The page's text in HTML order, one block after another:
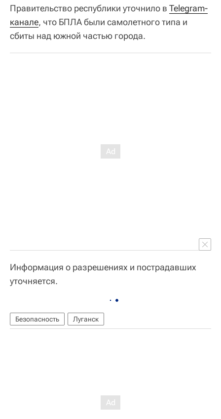
Правительство республики уточнило в Telegram-
канале, что БПЛА были самолетного типа и
сбиты над южной частью города.
Информация о разрешениях и пострадавших
уточняется.
Безопасность Луганск